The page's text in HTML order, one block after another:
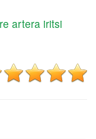
artera iritsi